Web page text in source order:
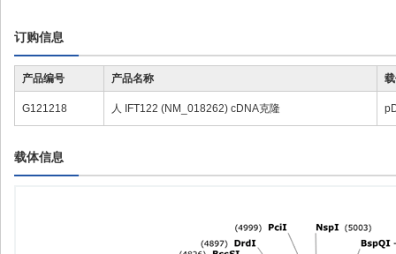
订购信息
产品编号 产品名称
G121218 人 IFT122 (NM_018262) cDNA克隆
载体信息